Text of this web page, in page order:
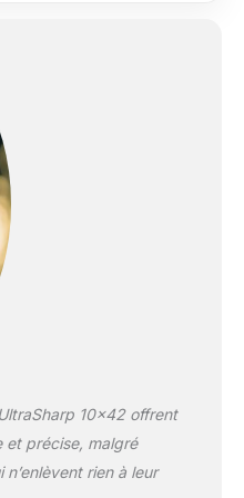
reproduction
des
lors de tous
déplacements.
oculaire
74 mm MISE AU
FACILE -
à la mise au
minimale et
vous
distance de 2 m
un seul tour
- Très
10×42 offrent
et précise, malgré
rien à leur